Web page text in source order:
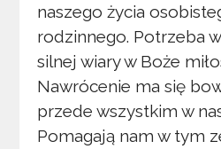
naszego życia
rodzinnego. Potrzeba
silnej wiary w Boże
Nawrócenie ma się
przede wszystkim w
Pomagają nam w tym